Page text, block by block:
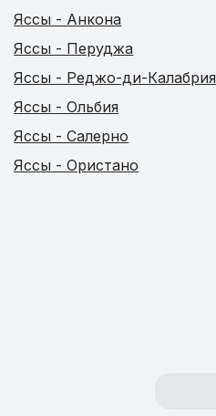
Яссы - Анкона
Яссы - Перуджа
Яссы - Реджо-ди-Калабрия
Яссы - Ольбия
Яссы - Салерно
Яссы - Ористано